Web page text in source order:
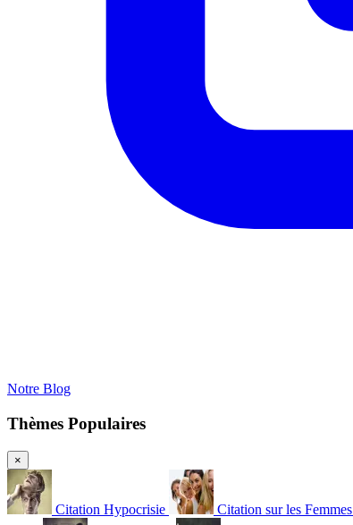
Notre Blog
Thèmes Populaires
×
Citation Hypocrisie Citation sur les Femmes